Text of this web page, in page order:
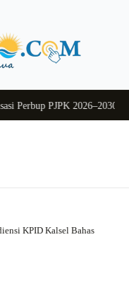
PJPK 2026–2030Dukung
KPID Kalsel Bahas